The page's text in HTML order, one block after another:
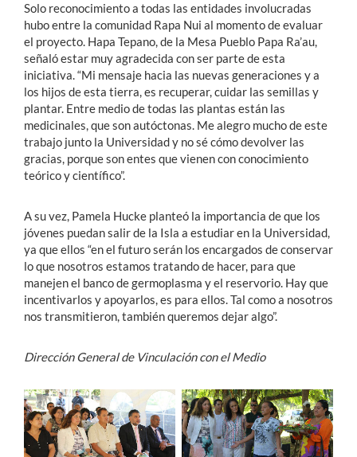
Solo reconocimiento a todas las entidades involucradas
hubo entre la comunidad Rapa Nui al momento de evaluar
el proyecto. Hapa Tepano, de la Mesa Pueblo Papa Ra’au,
señaló estar muy agradecida con ser parte de esta
iniciativa. “Mi mensaje hacia las nuevas generaciones y a
los hijos de esta tierra, es recuperar, cuidar las semillas y
plantar. Entre medio de todas las plantas están las
medicinales, que son autóctonas. Me alegro mucho de este
trabajo junto la Universidad y no sé cómo devolver las
gracias, porque son entes que vienen con conocimiento
teórico y científico”.
A su vez, Pamela Hucke planteó la importancia de que los
jóvenes puedan salir de la Isla a estudiar en la Universidad,
ya que ellos “en el futuro serán los encargados de conservar
lo que nosotros estamos tratando de hacer, para que
manejen el banco de germoplasma y el reservorio. Hay que
incentivarlos y apoyarlos, es para ellos. Tal como a nosotros
nos transmitieron, también queremos dejar algo”.
Dirección General de Vinculación con el Medio